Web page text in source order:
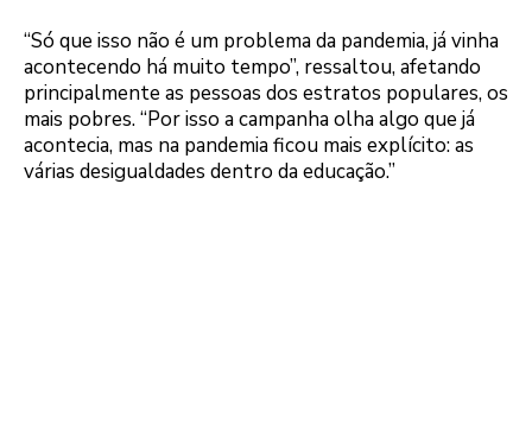
“Só que isso não é um problema da pandemia, já vinha
acontecendo há muito tempo”, ressaltou, afetando
principalmente as pessoas dos estratos populares, os
mais pobres. “Por isso a campanha olha algo que já
acontecia, mas na pandemia ficou mais explícito: as
várias desigualdades dentro da educação.”